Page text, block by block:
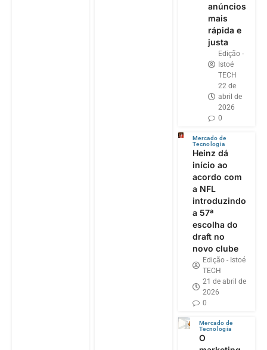
anúncios
mais
rápida e
justa
Edição -
Istoé
TECH
22 de
abril de
2026
0
Mercado de
Tecnologia
Heinz dá
início ao
acordo com
a NFL
introduzindo
a 57ª
escolha do
draft no
novo clube
Edição - Istoé
TECH
21 de abril de
2026
0
Mercado de
Tecnologia
O